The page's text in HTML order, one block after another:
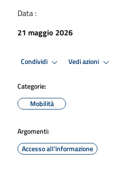
Data :
21 maggio 2026
Condividi Vedi azioni
Categorie:
Mobilità
Argomenti:
Accesso all'informazione